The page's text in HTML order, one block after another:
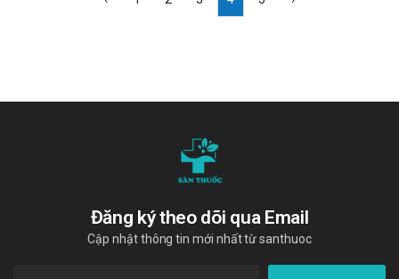
Đăng ký theo dõi qua Email
Cập nhật thông tin mới nhất từ santhuoc